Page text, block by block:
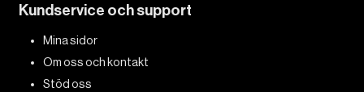
Kundservice och support
Mina sidor
Om oss och kontakt
Stöd oss